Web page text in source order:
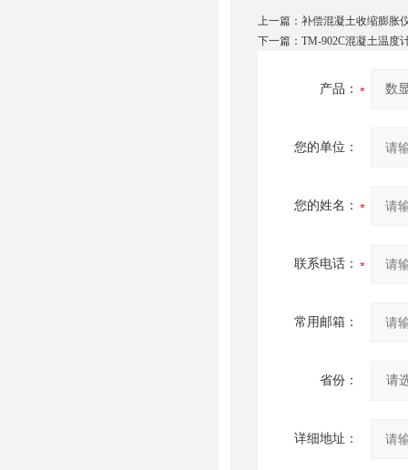
上一篇： 补偿混凝土收缩膨胀
下一篇： TM-902C混凝土温度
产品：
您的单位：
您的姓名：
联系电话：
常用邮箱：
省份：
详细地址：